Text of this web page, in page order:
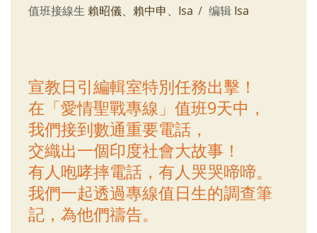
值班接線生 賴昭儀、賴中申、Isa 编辑 Isa
宣教日引編輯室特別任務出擊！
在「愛情聖戰專線」值班9天中，
我們接到數通重要電話，
交織出一個印度社會大故事！
有人咆哮摔電話，有人哭哭啼啼。
我們一起透過專線值日生的調查筆
記，為他們禱告。